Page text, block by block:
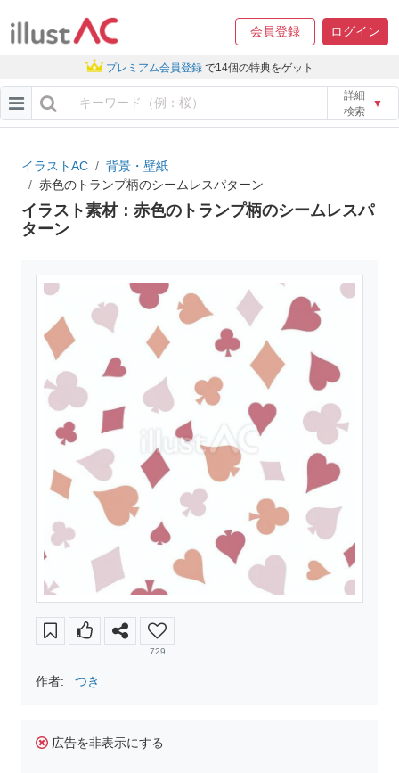
会員登録 ログイン
プレミアム会員登録 で14個の特典をゲット
詳細
検索
▼
イラストAC
背景・壁紙
赤色のトランプ柄のシームレスパターン
イラスト素材：赤色のトランプ柄のシームレスパ
ターン
729
作者: つき
広告を非表示にする